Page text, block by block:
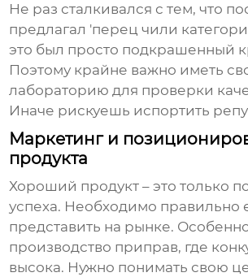
Не раз сталкивался с тем, что
предлагал 'перец чили
это был просто подкрашенный
Поэтому крайне важно иметь
лабораторию для проверки
Иначе рискуешь испортить
Маркетинг и
продукта
Хороший продукт – это только
успеха. Необходимо правильно
представить на рынке.
производство приправ, где
высока. Нужно понимать свою